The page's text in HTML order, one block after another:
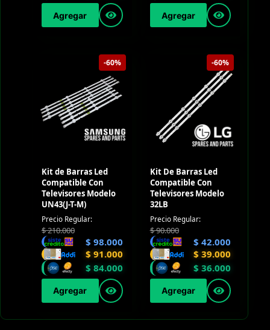
Agregar Agregar
-60%
Kit de Barras Led
Compatible Con
Televisores Modelo
UN43(J-T-M)
Precio Regular:
$210.000
$ 98.000
$ 91.000
$ 84.000
Agregar
-60%
Kit De Barras Led
Compatible Con
Televisores Modelo
32LB
Precio Regular:
$90.000
$ 42.000
$ 39.000
$ 36.000
Agregar